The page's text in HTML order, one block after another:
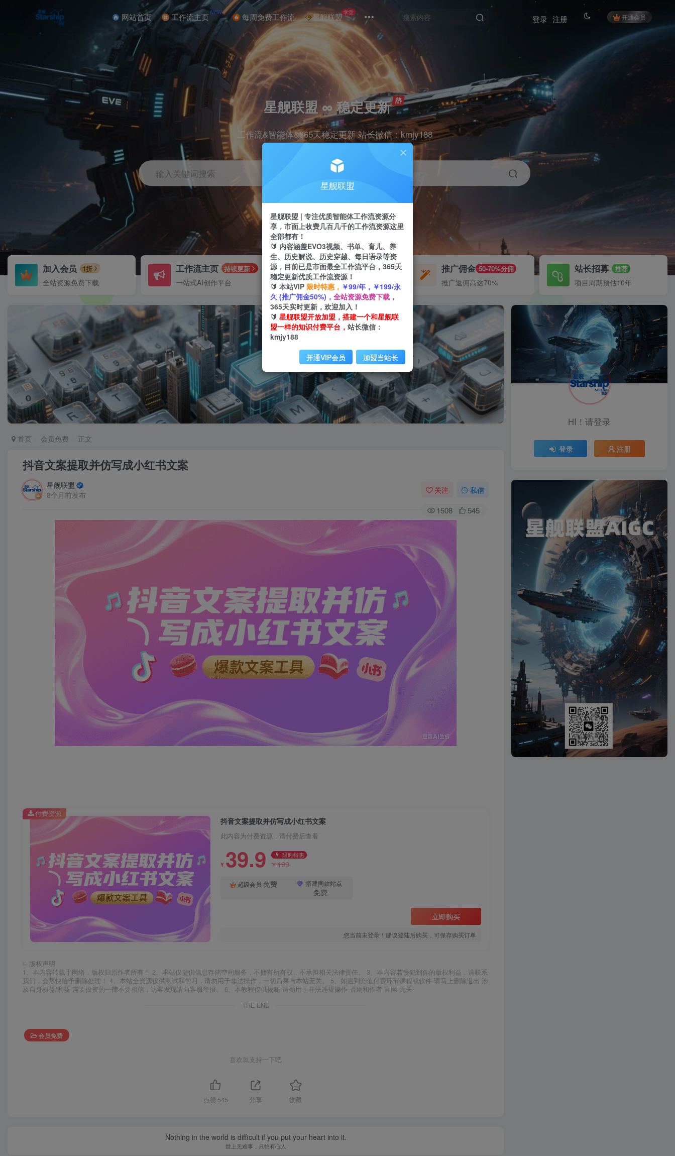
网站首页 工作流主页 NEW 每周免费工作流 星舰联盟学堂
开通会员
登录 注册
星舰联盟 ∞ 稳定更新
工作流&智能体&365天稳定更新 站长微信：kmjy188
输入关键词搜索
加入会员 1折
全站资源免费下载
工作流主页 持续更新
一站式AI创作平台
每周免费工作流 体验
不定期更新
推广佣金 50-70%分佣
推广返佣高达70%
站长招募 推荐
项目周期预估10年
首页 会员免费 正文
抖音文案提取并仿写成小红书文案
星舰联盟
8个月前发布
关注 私信
1508 545
抖音文案提取并仿写成小红书文案
此内容为付费资源，请付费后查看
¥ 39.9 限时特惠
¥199
超级会员 免费 搭建同款站点
免费
立即购买
您当前未登录！建议登陆后购买，可保存购买订单
付费资源
© 版权声明
1、本内容转载于网络，版权归原作者所有！ 2、本站仅提供信息存储空间服务，不拥有所有权，不承担相关法律责任。 3、本内容若侵犯到你的版权利益，请联系
我们，会尽快给予删除处理！ 4、本站全资源仅供测试和学习，请勿用于非法操作，一切后果与本站无关。 5、如遇到充值付费环节课程或软件 请马上删除退出 涉
及自身权益/利益 需要投资的一律不要相信，访客发现请向客服举报。 6、本教程仅供揭秘 请勿用于非法违规操作 否则和作者 官网 无关
THE END
会员免费
喜欢就支持一下吧
点赞 545 分享 收藏
Nothing in the world is difficult if you put your heart into it.
世上无难事，只怕有心人
HI！请登录
登录 注册
星舰联盟
星舰联盟 | 专注优质智能体工作流资源分
享，市面上收费几百几千的工作流资源这里
全部都有！
🔰 内容涵盖EVO3视频、书单、育儿、养
生、历史解说、历史穿越、每日语录等资
源，目前已是市面最全工作流平台，365天
稳定更新优质工作流资源！
🔰 本站VIP 限时特惠， ￥99/年，￥199/永
久 (推广佣金50%)， 全站资源免费下载，
365天实时更新，欢迎加入！
🔰 星舰联盟开放加盟，搭建一个和星舰联
盟一样的知识付费平台， 站长微信：
kmjy188
开通VIP会员 加盟当站长